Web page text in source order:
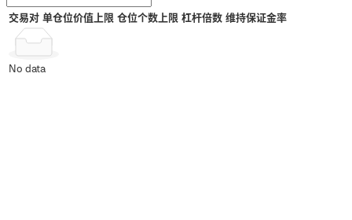
交易对 单仓位价值上限 仓位个数上限 杠杆倍数 维持保证金率
No data